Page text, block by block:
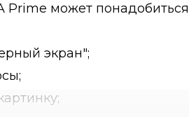
Prime может
экран";